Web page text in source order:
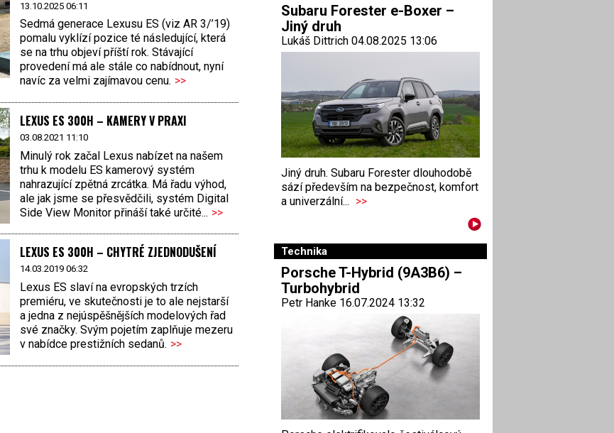
13.10.2025 06:11
Sedmá generace Lexusu ES (viz AR 3/’19)
pomalu vyklízí pozice té následující, která
se na trhu objeví příští rok. Stávající
provedení má ale stále co nabídnout, nyní
navíc za velmi zajímavou cenu. >>
LEXUS ES 300H – KAMERY V PRAXI
03.08.2021 11:10
Minulý rok začal Lexus nabízet na našem
trhu k modelu ES kamerový systém
nahrazující zpětná zrcátka. Má řadu výhod,
ale jak jsme se přesvědčili, systém Digital
Side View Monitor přináší také určité... >>
LEXUS ES 300H – CHYTRÉ ZJEDNODUŠENÍ
14.03.2019 06:32
Lexus ES slaví na evropských trzích
premiéru, ve skutečnosti je to ale nejstarší
a jedna z nejúspěšnějších modelových řad
své značky. Svým pojetím zaplňuje mezeru
v nabídce prestižních sedanů. >>
Subaru Forester e-Boxer –
Jiný druh
Lukáš Dittrich 04.08.2025 13:06
Jiný druh. Subaru Forester dlouhodobě
sází především na bezpečnost, komfort
a univerzální... >>
Technika
Porsche T-Hybrid (9A3B6) –
Turbohybrid
Petr Hanke 16.07.2024 13:32